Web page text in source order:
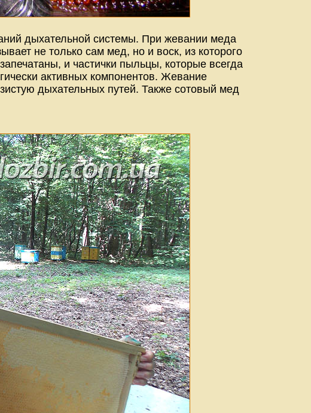
дыхательной системы. При жевании меда
не только сам мед, но и воск, из которого
и частички пыльцы, которые всегда
активных компонентов. Жевание
дыхательных путей. Также сотовый мед